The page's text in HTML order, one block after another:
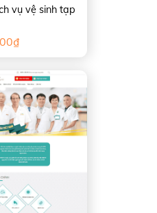
vụ vệ sinh tạp
₫